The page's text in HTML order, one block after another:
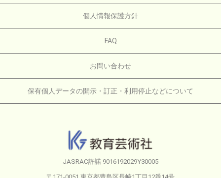
個人情報保護方針
FAQ
お問い合わせ
保有個人データの開示・訂正・利用停止などについて
JASRAC許諾 9016192029Y30005